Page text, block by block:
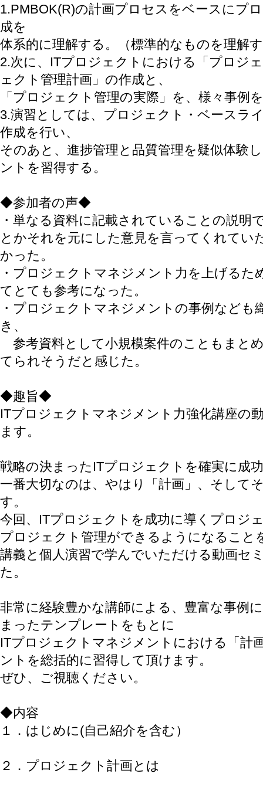
1.PMBOK(R)の計画プロセスをベースにプ
成を
体系的に理解する。（標準的なものを理解
2.次に、ITプロジェクトにおける「プロジ
ェクト管理計画」の作成と、
「プロジェクト管理の実際」を、様々事例
3.演習としては、プロジェクト・ベースラ
作成を行い、
そのあと、進捗管理と品質管理を疑似体験
ントを習得する。
◆参加者の声◆
・単なる資料に記載されていることの説明
とかそれを元にした意見を言ってくれてい
かった。
・プロジェクトマネジメント力を上げるた
てとても参考になった。
・プロジェクトマネジメントの事例なども
き、
参考資料として小規模案件のこともまと
てられそうだと感じた。
◆趣旨◆
ITプロジェクトマネジメント力強化講座の
ます。
戦略の決まったITプロジェクトを確実に成
一番大切なのは、やはり「計画」、そして
す。
今回、ITプロジェクトを成功に導くプロジ
プロジェクト管理ができるようになること
講義と個人演習で学んでいただける動画セ
た。
非常に経験豊かな講師による、豊富な事例
まったテンプレートをもとに
ITプロジェクトマネジメントにおける「計
ントを総括的に習得して頂けます。
ぜひ、ご視聴ください。
◆内容
１．はじめに(自己紹介を含む）
２．プロジェクト計画とは